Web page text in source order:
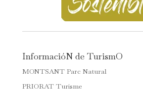
InformacióN de TurismO
MONTSANT Parc Natural
PRIORAT Turisme